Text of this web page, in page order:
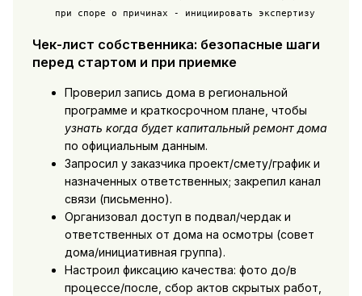
Чек-лист собственника: безопасные шаги
перед стартом и при приемке
Проверил запись дома в региональной
программе и краткосрочном плане, чтобы
узнать когда будет капитальный ремонт дома
по официальным данным.
Запросил у заказчика проект/смету/график и
назначенных ответственных; закрепил канал
связи (письменно).
Организовал доступ в подвал/чердак и
ответственных от дома на осмотры (совет
дома/инициативная группа).
Настроил фиксацию качества: фото до/в
процессе/после, сбор актов скрытых работ,